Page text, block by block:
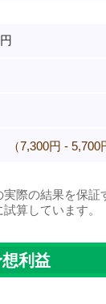
（7,300円 -
際の結果を保証
算しています。
利益